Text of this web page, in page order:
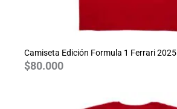
Camiseta Edición Formula 1 Ferrari 2025
$80.000